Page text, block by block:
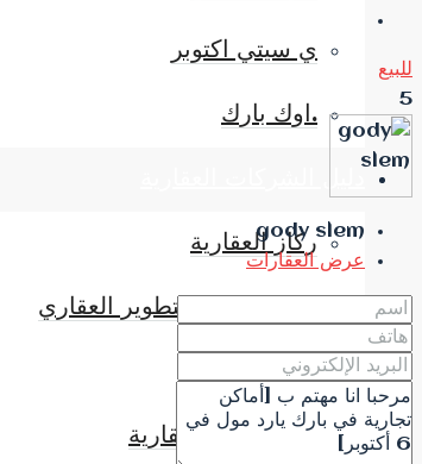
ي سيتي اكتوبر
.اوك بارك
ركاز العقارية
مصر إيطاليا للتطوير العقاري
مباني ادريس
سيتي إيدج العقارية
للبيع
5
gody slem
عرض العقارات